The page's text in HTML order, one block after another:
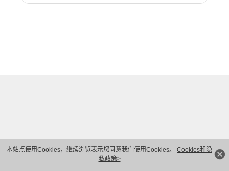
本站点使用Cookies，继续浏览表示您同意我们使用Cookies。 Cookies和隐
私政策>